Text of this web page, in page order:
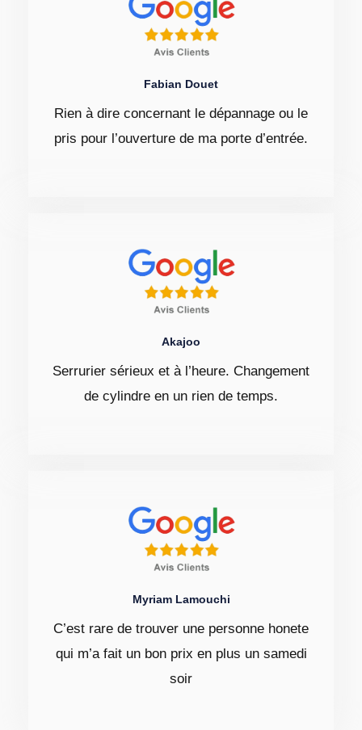
Fabian Douet
Rien à dire concernant le dépannage ou le
pris pour l’ouverture de ma porte d’entrée.
Akajoo
Serrurier sérieux et à l’heure. Changement
de cylindre en un rien de temps.
Myriam Lamouchi
C’est rare de trouver une personne honete
qui m’a fait un bon prix en plus un samedi
soir